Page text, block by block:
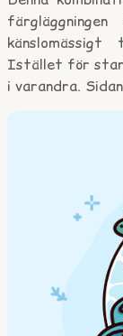
Istället för
i varandra.